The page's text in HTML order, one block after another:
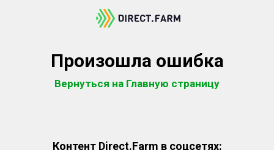
Произошла ошибка
Вернуться на Главную страницу
Контент Direct.Farm в соцсетях: